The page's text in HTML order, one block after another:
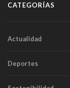
CATEGORÍAS
Actualidad
Deportes